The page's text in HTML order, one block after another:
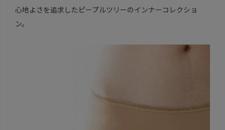
心地よさを追求したピープルツリーのインナーコレクショ
ン。